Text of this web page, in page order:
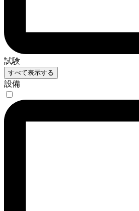
試験
すべて表示する
設備